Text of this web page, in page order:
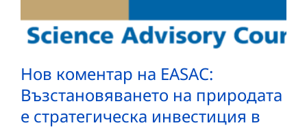
Нов коментар на EASAC:
Възстановяването на природата
е стратегическа инвестиция в